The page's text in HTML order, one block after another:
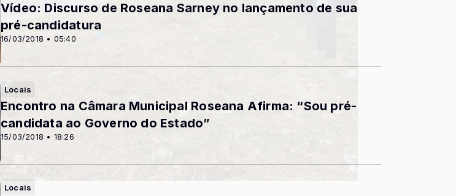
16/03/2018 • 05:40
Vídeo: Discurso de Roseana Sarney no lançamento de sua
pré-candidatura
Locais
15/03/2018 • 18:26
Encontro na Câmara Municipal Roseana Afirma: “Sou pré-
candidata ao Governo do Estado”
Locais